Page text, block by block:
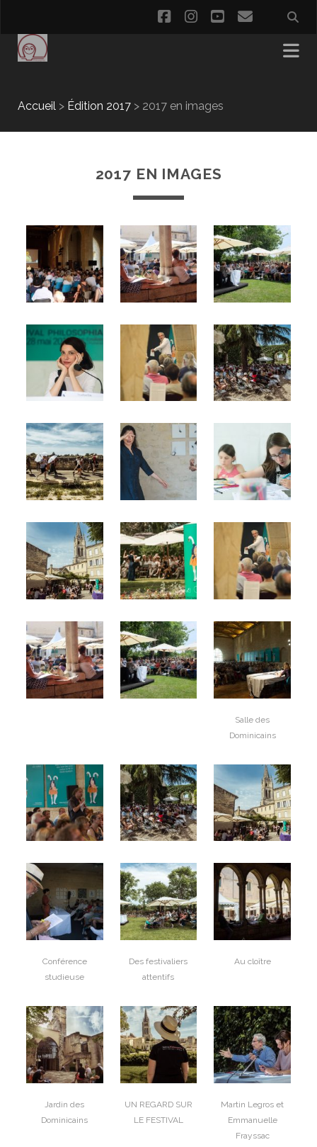
facebookinstagram
youtubeemail
Accueil> Édition 2017> 2017 en images
2017 EN IMAGES
Salle des
Dominicains
Conférence
studieuse
Des festivaliers
attentifs
Au cloître
Jardin des
Dominicains
UN REGARD SUR
LE FESTIVAL
Martin Legros et
Emmanuelle
Frayssac